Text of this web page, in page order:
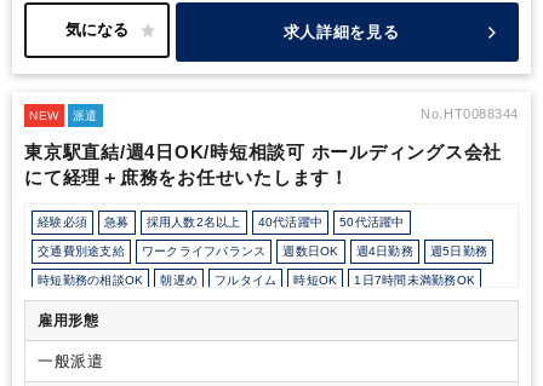
内の雰囲気や人間関係は良好で、不明点は確認がしやすい環境で
す。・人形町駅から直結！無料のフリードリンクがあり、コーヒ
求人詳細を見る
NEW 派遣 No.HT0088344
東京駅直結/週4日OK/時短相談可 ホールディングス会社
にて経理＋庶務をお任せいたします！
経験必須 急募 採用人数2名以上 40代活躍中 50代活躍中
交通費別途支給 ワークライフバランス 週数日OK 週4日勤務 週5日勤務
時短勤務の相談OK 朝遅め フルタイム 時短OK 1日7時間未満勤務OK
オフィスカジュアルOK 休憩室あり ドリンクサービスあり オフィスが禁煙
少人数の職場（所属部門の人数3人以下）
雇用形態
一般派遣